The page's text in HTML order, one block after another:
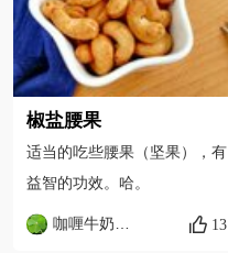
椒盐腰果
适当的吃些腰果（坚果），有
益智的功效。哈。
咖喱牛奶面包 13